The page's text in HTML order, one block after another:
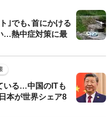
｣でも､首にかける
…熱中症対策に最
いる…中国のITも
本が世界シェア8